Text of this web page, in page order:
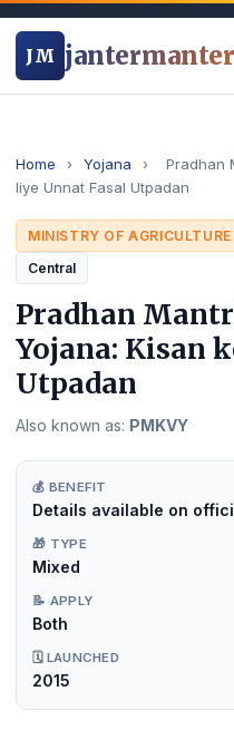
JM
Home › Yojana ›
Pradhan
liye Unnat Fasal Utpadan
MINISTRY OF
Central
Pradhan
Yojana: Kisan
Utpadan
Also known as: PMKVY
💰 BENEFIT
Details available on
🎁 TYPE
Mixed
📝 APPLY
Both
🗓️ LAUNCHED
2015